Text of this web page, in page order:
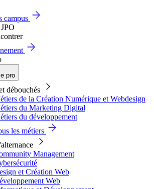
campus
pro
débouchés
de la Création Numérique et Webdesign
du Marketing Digital
du développement
les métiers
Management
et Création Web
Web